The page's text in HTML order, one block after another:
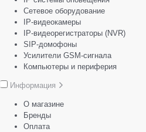
Сетевое оборудование
IP-видеокамеры
IP-видеорегистраторы (NVR)
SIP-домофоны
Усилители GSM-сигнала
Компьютеры и периферия
Информация
О магазине
Бренды
Оплата